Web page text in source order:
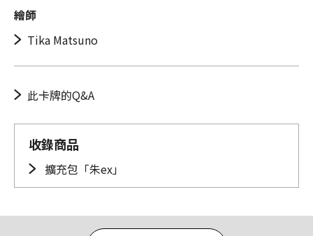
繪師
Tika Matsuno
此卡牌的Q&A
收錄商品
擴充包「朱ex」